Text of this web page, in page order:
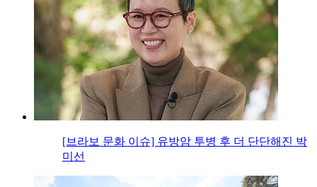
[브라보 문화 이슈] 유방암 투병 후 더 단단해진 박
미선